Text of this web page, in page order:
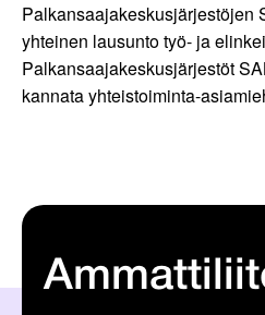
Palkansaajakeskusjärjestöjen
yhteinen lausunto työ- ja
Palkansaajakeskusjärjestöt
kannata yhteistoiminta-